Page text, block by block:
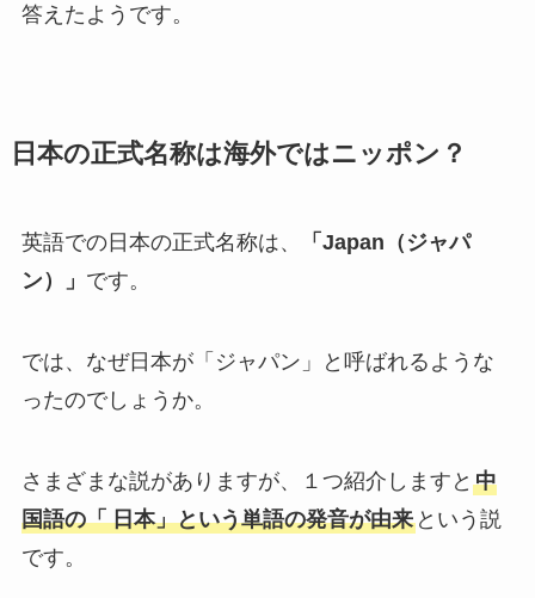
答えたようです。
日本の正式名称は海外ではニッポン？
英語での日本の正式名称は、
「Japan（ジャパ
ン）」 です。
では、なぜ日本が「ジャパン」と呼ばれるような
ったのでしょうか。
さまざまな説がありますが、１つ紹介しますと 中
国語の「 日本」という単語の発音が由来という説
です。